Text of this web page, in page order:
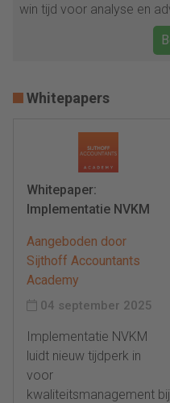
win tijd voor analyse en
Whitepapers
Whitepaper:
Implementatie NVKM
Aangeboden door
Sijthoff Accountants
Academy
04 september 2025
Implementatie NVKM
luidt nieuw tijdperk in
voor
kwaliteitsmanagement bij